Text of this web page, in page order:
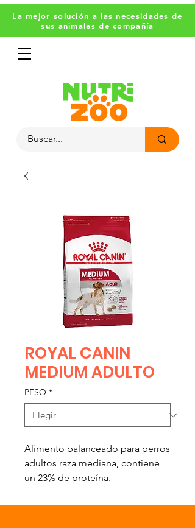
La mejor solución a las necesidades de
sus animales de compañía
ROYAL CANIN
MEDIUM ADULTO
PESO *
Alimento balanceado para perros
adultos raza mediana, contiene
un 23% de proteína.